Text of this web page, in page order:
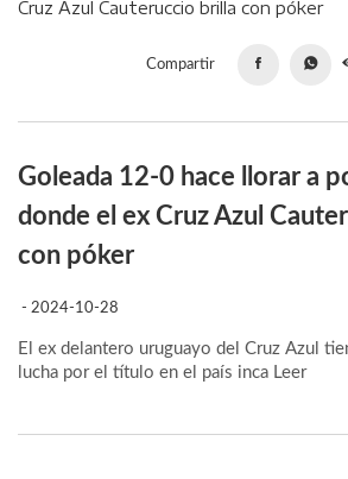
Compartir
Goleada 12-0 hace llorar a
donde el ex Cruz Azul
con póker
- 2024-10-28
El ex delantero uruguayo del Cruz Azul
lucha por el título en el país inca Leer